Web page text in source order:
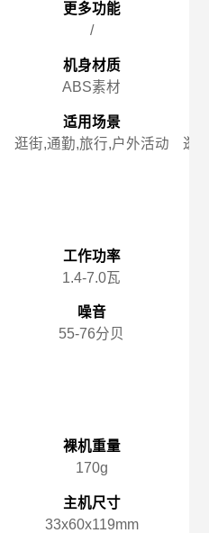
更多功能
/
机身材质
ABS素材
适用场景
逛街,通勤,旅行,户外活动
工作功率
1.4-7.0瓦
噪音
55-76分贝
裸机重量
170g
主机尺寸
33x️60x️119mm
逛